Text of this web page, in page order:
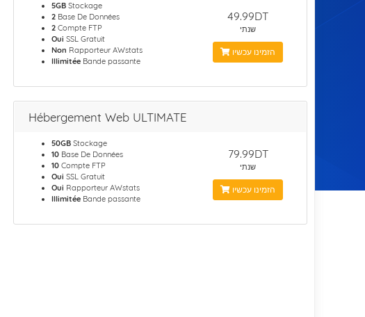
5GB Stockage
2 Base De Données
2 Compte FTP
Oui SSL Gratuit
Non Rapporteur AWstats
Illimitée Bande passante
49.99DT
שנתי
הזמינו עכשיו
Hébergement Web ULTIMATE
50GB Stockage
10 Base De Données
10 Compte FTP
Oui SSL Gratuit
Oui Rapporteur AWstats
Illimitée Bande passante
79.99DT
שנתי
הזמינו עכשיו